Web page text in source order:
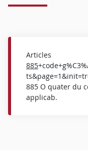
Articles
885
885 O quater du
applicab.